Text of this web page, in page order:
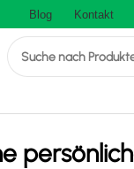
Blog Kontakt